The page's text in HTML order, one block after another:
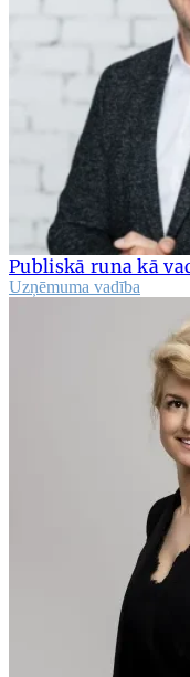
Publiskā runa kā
Uzņēmuma vadība